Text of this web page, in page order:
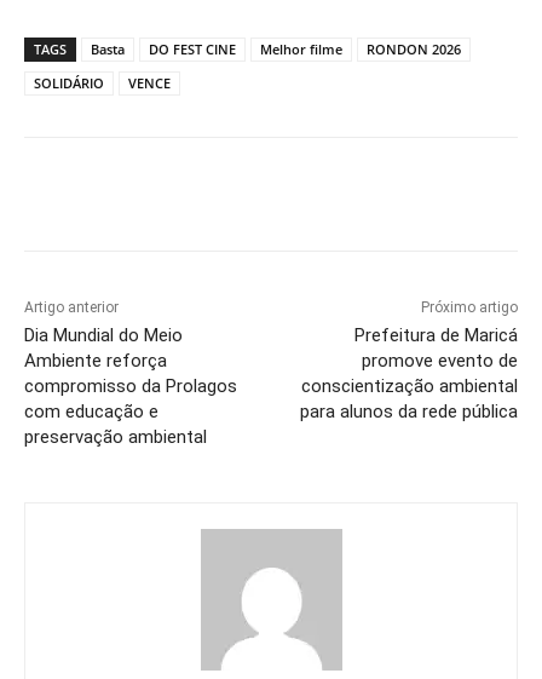
TAGS Basta DO FEST CINE Melhor filme
RONDON 2026
SOLIDÁRIO
VENCE
Artigo anterior
Dia Mundial do Meio
Ambiente reforça
compromisso da Prolagos
com educação e
preservação ambiental
Próximo artigo
Prefeitura de Maricá
promove evento de
conscientização ambiental
para alunos da rede pública